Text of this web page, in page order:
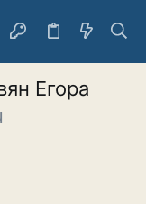
Егора